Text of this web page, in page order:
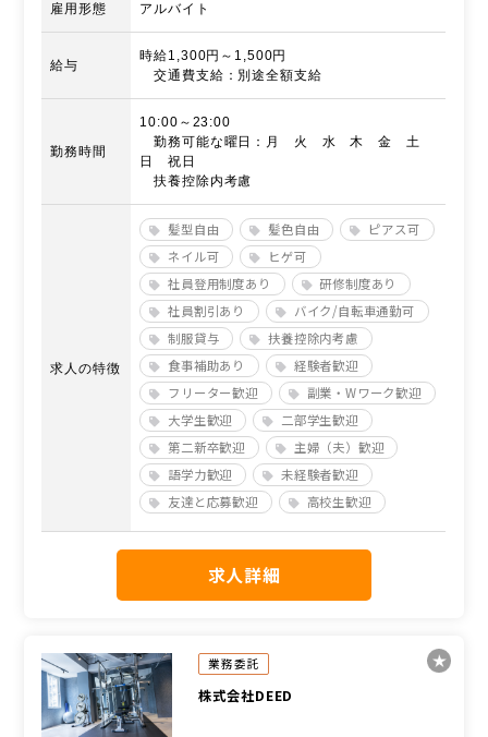
雇用形態 アルバイト
給与
時給1,300円～1,500円
交通費支給：別途全額支給
勤務時間
10:00～23:00
勤務可能な曜日：月 火 水 木 金 土
日 祝日
扶養控除内考慮
求人の特徴
髪型自由 髪色自由
ピアス可
ネイル可
ヒゲ可
社員登用制度あり
研修制度あり
社員割引あり
バイク/自転車通勤可
制服貸与
扶養控除内考慮
食事補助あり
経験者歓迎
フリーター歓迎
副業・Wワーク歓迎
大学生歓迎
二部学生歓迎
第二新卒歓迎
主婦（夫）歓迎
語学力歓迎
未経験者歓迎
友達と応募歓迎
高校生歓迎
求人詳細
業務委託
株式会社DEED